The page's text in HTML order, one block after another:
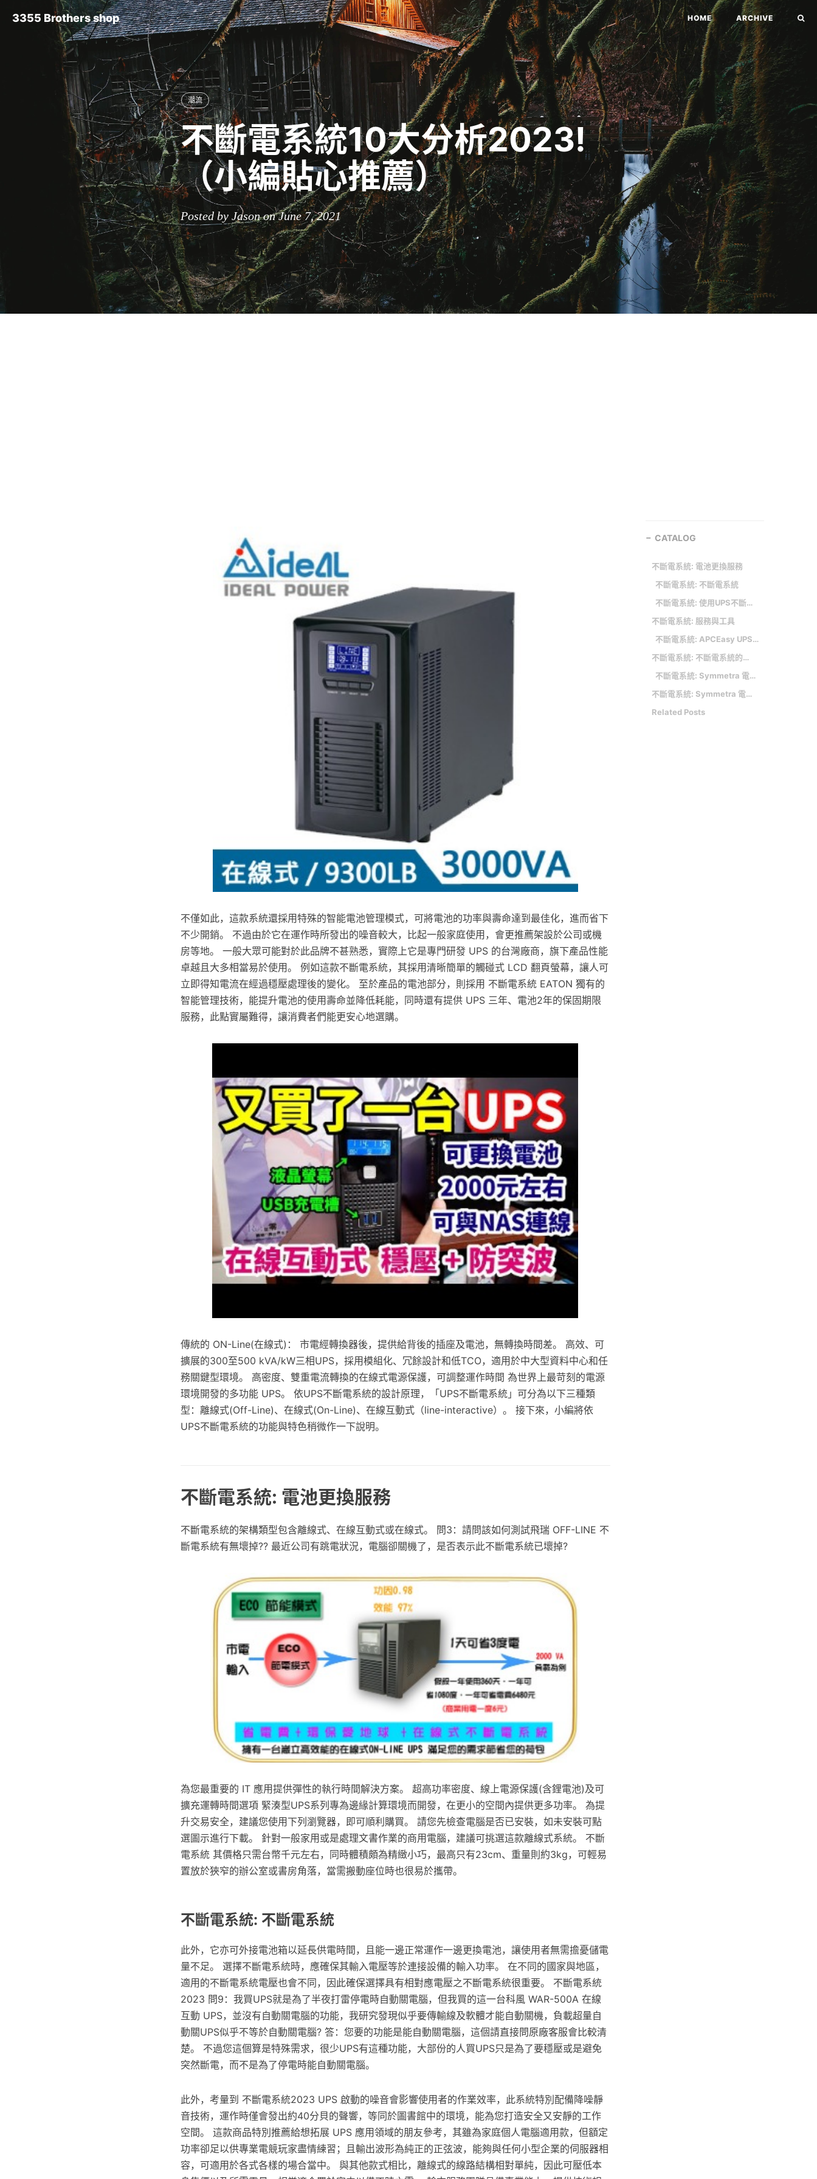
3355 Brothers shop HOME ARCHIVE
潮流
不斷電系統10大分析2023!
（小編貼心推薦）
Posted by Jason on June 7, 2021
不僅如此，這款系統還採用特殊的智能電池管理模式，可將電池的功率與壽命達到最佳化，進而省下
不少開銷。 不過由於它在運作時所發出的噪音較大，比起一般家庭使用，會更推薦架設於公司或機
房等地。 一般大眾可能對於此品牌不甚熟悉，實際上它是專門研發 UPS 的台灣廠商，旗下產品性能
卓越且大多相當易於使用。 例如這款不斷電系統，其採用清晰簡單的觸碰式 LCD 翻頁螢幕，讓人可
立即得知電流在經過穩壓處理後的變化。 至於產品的電池部分，則採用 不斷電系統 EATON 獨有的
智能管理技術，能提升電池的使用壽命並降低耗能，同時還有提供 UPS 三年、電池2年的保固期限
服務，此點實屬難得，讓消費者們能更安心地選購。
傳統的 ON-Line(在線式)： 市電經轉換器後，提供給背後的插座及電池，無轉換時間差。 高效、可
擴展的300至500 kVA/kW三相UPS，採用模組化、冗餘設計和低TCO，適用於中大型資料中心和任
務關鍵型環境。 高密度、雙重電流轉換的在線式電源保護，可調整運作時間 為世界上最苛刻的電源
環境開發的多功能 UPS。 依UPS不斷電系統的設計原理，「UPS不斷電系統」可分為以下三種類
型：離線式(Off-Line)、在線式(On-Line)、在線互動式（line-interactive）。 接下來，小編將依
UPS不斷電系統的功能與特色稍微作一下說明。
不斷電系統: 電池更換服務
不斷電系統的架構類型包含離線式、在線互動式或在線式。 問3：請問該如何測試飛瑞 OFF-LINE 不
斷電系統有無壞掉?? 最近公司有跳電狀況，電腦卻關機了，是否表示此不斷電系統已壞掉?
為您最重要的 IT 應用提供彈性的執行時間解決方案。 超高功率密度、線上電源保護(含鋰電池)及可
擴充運轉時間選項 緊湊型UPS系列專為邊緣計算環境而開發，在更小的空間內提供更多功率。 為提
升交易安全，建議您使用下列瀏覽器，即可順利購買。 請您先檢查電腦是否已安裝，如未安裝可點
選圖示進行下載。 針對一般家用或是處理文書作業的商用電腦，建議可挑選這款離線式系統。 不斷
電系統 其價格只需台幣千元左右，同時體積頗為精緻小巧，最高只有23cm、重量則約3kg，可輕易
置放於狹窄的辦公室或書房角落，當需搬動座位時也很易於攜帶。
不斷電系統: 不斷電系統
此外，它亦可外接電池箱以延長供電時間，且能一邊正常運作一邊更換電池，讓使用者無需擔憂儲電
量不足。 選擇不斷電系統時，應確保其輸入電壓等於連接設備的輸入功率。 在不同的國家與地區，
適用的不斷電系統電壓也會不同，因此確保選擇具有相對應電壓之不斷電系統很重要。 不斷電系統
2023 問9：我買UPS就是為了半夜打雷停電時自動關電腦，但我買的這一台科風 WAR-500A 在線
互動 UPS，並沒有自動關電腦的功能，我研究發現似乎要傳輸線及軟體才能自動關機，負載超量自
動關UPS似乎不等於自動關電腦? 答：您要的功能是能自動關電腦，這個請直接問原廠客服會比較清
楚。 不過您這個算是特殊需求，很少UPS有這種功能，大部份的人買UPS只是為了要穩壓或是避免
突然斷電，而不是為了停電時能自動關電腦。
此外，考量到 不斷電系統2023 UPS 啟動的噪音會影響使用者的作業效率，此系統特別配備降噪靜
音技術，運作時僅會發出約40分貝的聲響，等同於圖書館中的環境，能為您打造安全又安靜的工作
空間。 這款商品特別推薦給想拓展 UPS 應用領域的朋友參考，其雖為家庭個人電腦適用款，但額定
功率卻足以供專業電競玩家盡情練習；且輸出波形為純正的正弦波，能夠與任何小型企業的伺服器相
容，可適用於各式各樣的場合當中。 與其他款式相比，離線式的線路結構相對單純，因此可壓低本
CATALOG
不斷電系統: 電池更換服務
不斷電系統: 不斷電系統
不斷電系統: 使用UPS不斷電系統的好處
不斷電系統: 服務與工具
不斷電系統: APCEasy UPS 不斷電系統 ｜ SRV1KA-TW
不斷電系統: 不斷電系統的工作原理
不斷電系統: Symmetra 電源模組
不斷電系統: Symmetra 電池系統
Related Posts